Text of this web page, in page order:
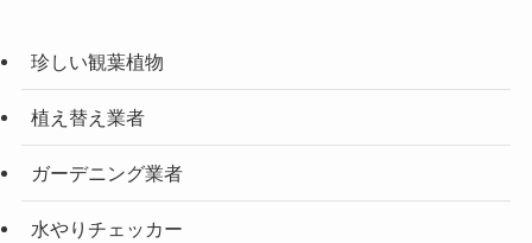
珍しい観葉植物
植え替え業者
ガーデニング業者
水やりチェッカー